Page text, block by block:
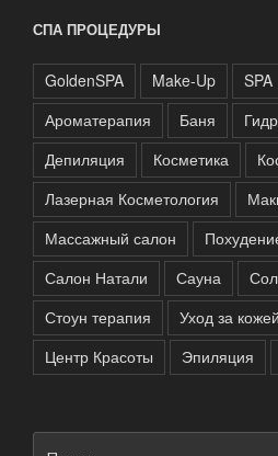
СПА ПРОЦЕДУРЫ
GoldenSPA Make-Up SPA
Ароматерапия
Баня
Депиляция
Косметика
Лазерная Косметология
Массажный салон
Салон Натали
Сауна
Стоун терапия
Уход за кожей
Центр Красоты
Эпиляция